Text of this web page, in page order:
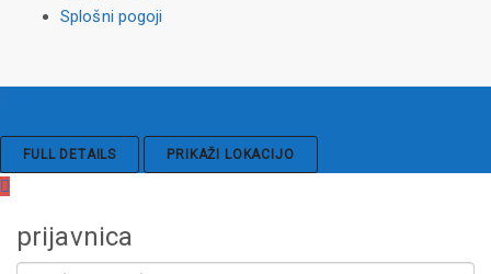
Splošni pogoji
FULL DETAILS PRIKAŽI LOKACIJO
prijavnica